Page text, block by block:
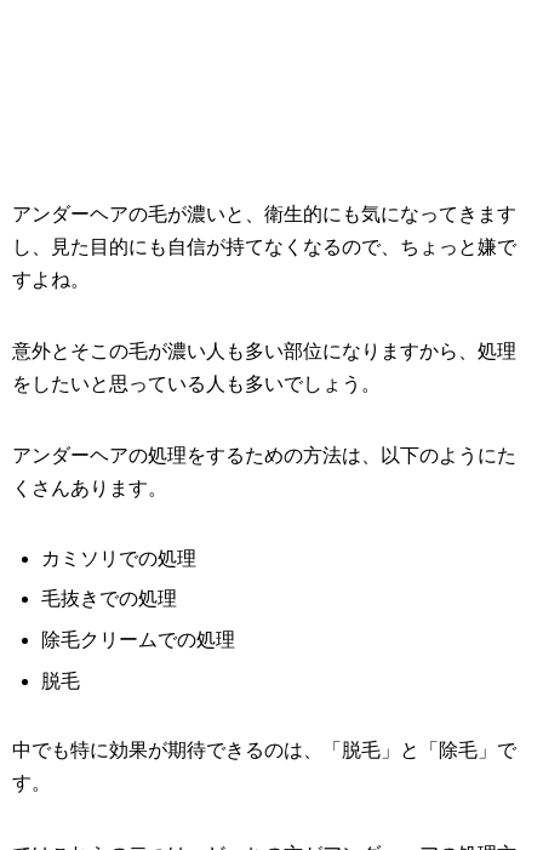
アンダーヘアの毛が濃いと、衛生的にも気になってきます
し、見た目的にも自信が持てなくなるので、ちょっと嫌で
すよね。
意外とそこの毛が濃い人も多い部位になりますから、処理
をしたいと思っている人も多いでしょう。
アンダーヘアの処理をするための方法は、以下のようにた
くさんあります。
カミソリでの処理
毛抜きでの処理
除毛クリームでの処理
脱毛
中でも特に効果が期待できるのは、「脱毛」と「除毛」で
す。